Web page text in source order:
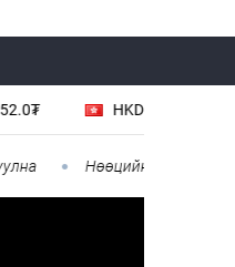
HKD / 461.9₮
Нөөцийн махны